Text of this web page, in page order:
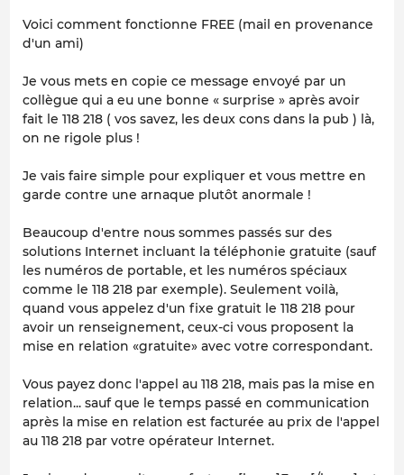
Voici comment fonctionne FREE (mail en provenance
d'un ami)
Je vous mets en copie ce message envoyé par un
collègue qui a eu une bonne « surprise » après avoir
fait le 118 218 ( vos savez, les deux cons dans la pub ) là,
on ne rigole plus !
Je vais faire simple pour expliquer et vous mettre en
garde contre une arnaque plutôt anormale !
Beaucoup d'entre nous sommes passés sur des
solutions Internet incluant la téléphonie gratuite (sauf
les numéros de portable, et les numéros spéciaux
comme le 118 218 par exemple). Seulement voilà,
quand vous appelez d'un fixe gratuit le 118 218 pour
avoir un renseignement, ceux-ci vous proposent la
mise en relation «gratuite» avec votre correspondant.
Vous payez donc l'appel au 118 218, mais pas la mise en
relation... sauf que le temps passé en communication
après la mise en relation est facturée au prix de l'appel
au 118 218 par votre opérateur Internet.